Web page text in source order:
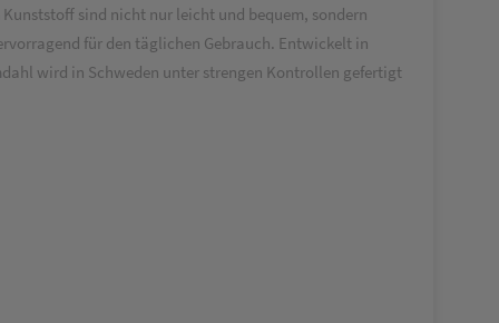
sind nicht nur leicht und bequem, sondern
für den täglichen Gebrauch. Entwickelt in
wird in Schweden unter strengen Kontrollen gefertigt